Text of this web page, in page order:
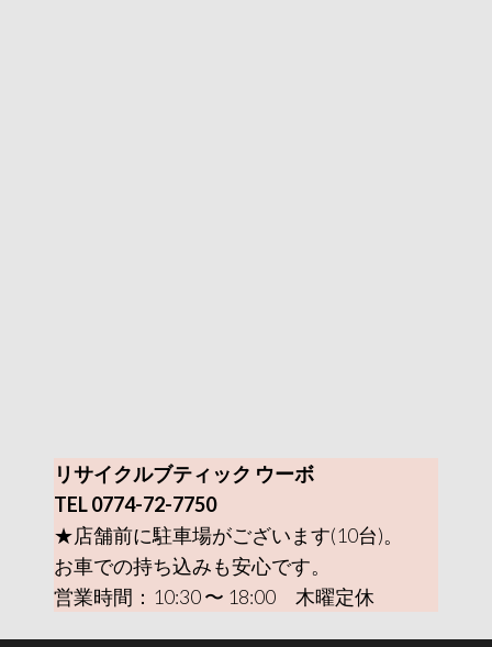
リサイクルブティック ウーボ
TEL 0774-72-7750
★店舗前に駐車場がございます(10台)。
お車での持ち込みも安心です。
営業時間：10:30 〜 18:00 木曜定休